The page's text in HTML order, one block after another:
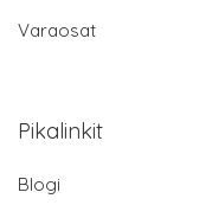
Varaosat
Pikalinkit
Blogi